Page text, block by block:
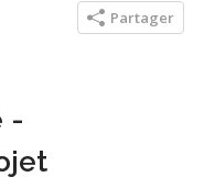
Partager
-